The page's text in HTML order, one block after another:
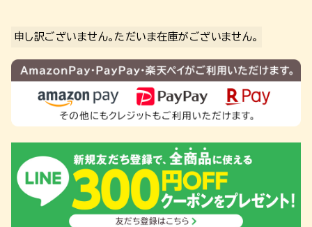
申し訳ございません。ただいま在庫がございません。